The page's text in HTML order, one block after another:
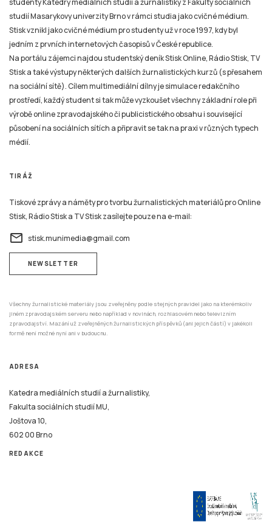
studenty Katedry mediálních studií a žurnalistiky z Fakulty sociálních
studií Masarykovy univerzity Brno v rámci studia jako cvičné médium.
Stisk vznikl jako cvičné médium pro studenty už v roce 1997, kdy byl
jedním z prvních internetových časopisů v České republice.
Na portálu zájemci najdou studentský deník Stisk Online, Rádio Stisk, TV
Stisk a také výstupy některých dalších žurnalistických kurzů (s přesahem
na sociální sítě). Cílem multimediální dílny je simulace redakčního
prostředí, každý student si tak může vyzkoušet všechny základní role při
výrobě online zpravodajského či publicistického obsahu i související
působení na sociálních sítích a připravit se tak na praxi v různých typech
médií.
TIRÁŽ
Tiskové zprávy a náměty pro tvorbu žurnalistických materiálů pro Online
Stisk, Rádio Stisk a TV Stisk zasílejte pouze na e-mail:
email stisk.munimedia@gmail.com
NEWSLETTER
Všechny žurnalistické materiály jsou zveřejněny podle stejných pravidel jako na kterémkoliv
jiném zpravodajském serveru nebo například v novinách, rozhlasovém nebo televizním
zpravodajství. Mazání už zveřejněných žurnalistických příspěvků (ani jejich částí) v jakékoli
formě není možné nyní ani v budoucnu.
ADRESA
Katedra mediálních studií a žurnalistiky,
Fakulta sociálních studií MU,
Joštova 10,
602 00 Brno
REDAKCE